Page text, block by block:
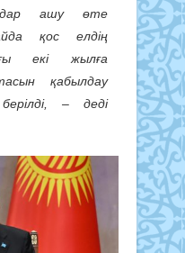
ашу өте
қос елдің
екі жылға
қабылдау
– деді